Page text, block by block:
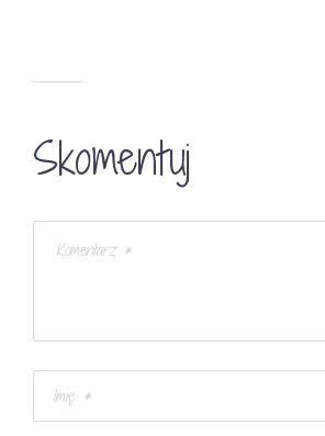
Skomentuj